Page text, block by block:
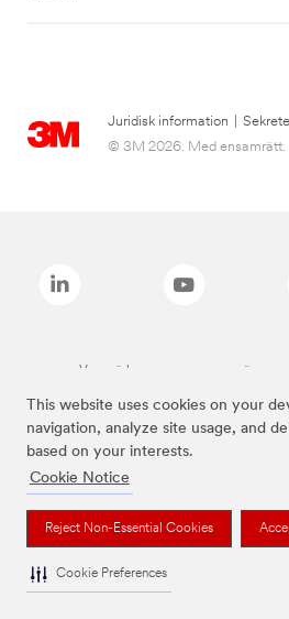
This website uses cookies on your
navigation, analyze site usage, and
based on your interests.
Cookie Notice
Reject Non-Essential Cookies
Cookie Preferences
Juridisk information
© 3M 2026. Med ensamrätt.
Varumärken som anges ovan är